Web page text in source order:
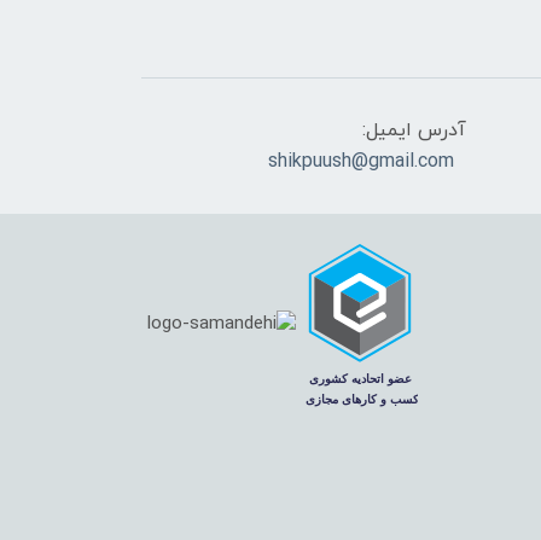
آدرس ایمیل:
shikpuush@gmail.com